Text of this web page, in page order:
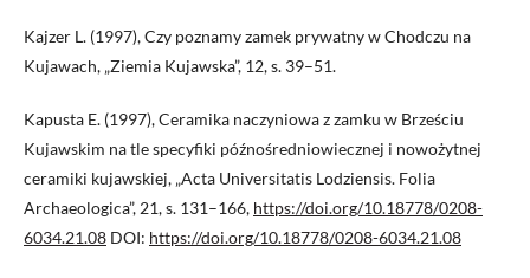
Kajzer L. (1997), Czy poznamy zamek prywatny w Chodczu na
Kujawach, „Ziemia Kujawska”, 12, s. 39–51.
Kapusta E. (1997), Ceramika naczyniowa z zamku w Brześciu
Kujawskim na tle specyfiki późnośredniowiecznej i nowożytnej
ceramiki kujawskiej, „Acta Universitatis Lodziensis. Folia
Archaeologica”, 21, s. 131–166, https://doi.org/10.18778/0208-
6034.21.08 DOI: https://doi.org/10.18778/0208-6034.21.08